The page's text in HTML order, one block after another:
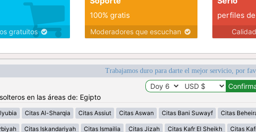
gratuitos
100% gratis
Moderadores que escuchan
perfiles
Trabajamos duro para darte el mejor servicio, por
en las áreas de: Egipto
Citas Al-Sharqia Citas Assiut Citas Aswan Citas Bani Suwayf Citas
Citas Iskandariyah Citas Ismailia Citas Jizah Citas Kafr El Sheikh Citas